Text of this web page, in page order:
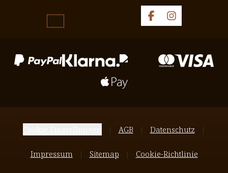
AGB Datenschutz
Impressum Sitemap Cookie-Richtlinie